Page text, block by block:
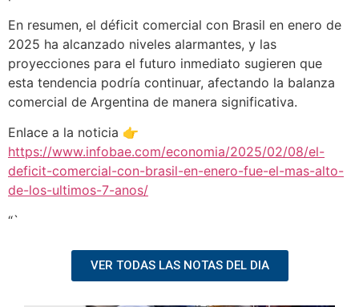
En resumen, el déficit comercial con Brasil en enero de
2025 ha alcanzado niveles alarmantes, y las
proyecciones para el futuro inmediato sugieren que
esta tendencia podría continuar, afectando la balanza
comercial de Argentina de manera significativa.
Enlace a la noticia 👉
https://www.infobae.com/economia/2025/02/08/el-
deficit-comercial-con-brasil-en-enero-fue-el-mas-alto-
de-los-ultimos-7-anos/
“`
VER TODAS LAS NOTAS DEL DIA